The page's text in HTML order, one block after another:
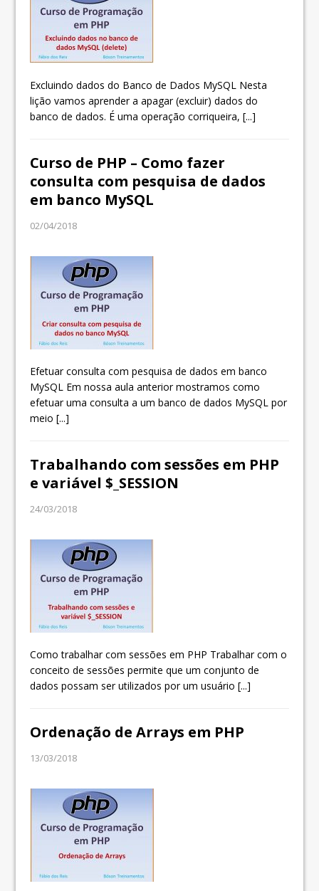
Excluindo dados do Banco de Dados MySQL Nesta
lição vamos aprender a apagar (excluir) dados do
banco de dados. É uma operação corriqueira,[...]
Curso de PHP – Como fazer
consulta com pesquisa de dados
em banco MySQL
02/04/2018
Efetuar consulta com pesquisa de dados em banco
MySQL Em nossa aula anterior mostramos como
efetuar uma consulta a um banco de dados MySQL por
meio[...]
Trabalhando com sessões em PHP
e variável $_SESSION
24/03/2018
Como trabalhar com sessões em PHP Trabalhar com o
conceito de sessões permite que um conjunto de
dados possam ser utilizados por um usuário[...]
Ordenação de Arrays em PHP
13/03/2018